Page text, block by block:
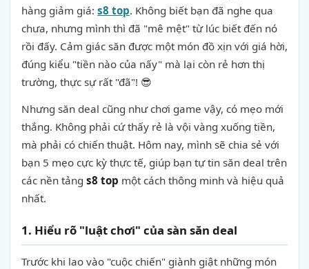
hàng giảm giá: s8 top. Không biết bạn đã nghe qua
chưa, nhưng mình thì đã "mê mệt" từ lúc biết đến nó
rồi đấy. Cảm giác săn được một món đồ xịn với giá hời,
đúng kiểu "tiền nào của nấy" mà lại còn rẻ hơn thị
trường, thực sự rất "đã"! 😎
Nhưng săn deal cũng như chơi game vậy, có mẹo mới
thắng. Không phải cứ thấy rẻ là vội vàng xuống tiền,
mà phải có chiến thuật. Hôm nay, mình sẽ chia sẻ với
bạn 5 mẹo cực kỳ thực tế, giúp bạn tự tin săn deal trên
các nền tảng s8 top một cách thông minh và hiệu quả
nhất.
1. Hiểu rõ "luật chơi" của sàn săn deal
Trước khi lao vào "cuộc chiến" giành giật những món